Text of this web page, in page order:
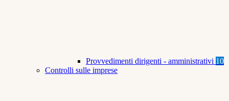
Provvedimenti dirigenti - amministrativi 10
Controlli sulle imprese